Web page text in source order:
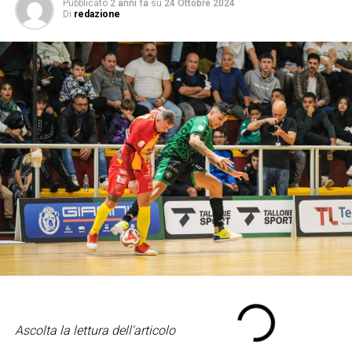
Pubblicato 2 anni fa su 24 Ottobre 2024
Di redazione
Ascolta la lettura dell'articolo